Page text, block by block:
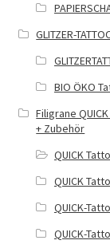
GLITZER-
BIO ÖKO
Filigrane
+ Zubehör
QUICK
QUICK
QUICK-
QUICK-